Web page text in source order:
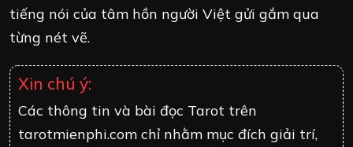
tiếng nói của tâm hồn người Việt gửi gắm qua
từng nét vẽ.
Xin chú ý:
Các thông tin và bài đọc Tarot trên
tarotmienphi.com chỉ nhằm mục đích giải trí,